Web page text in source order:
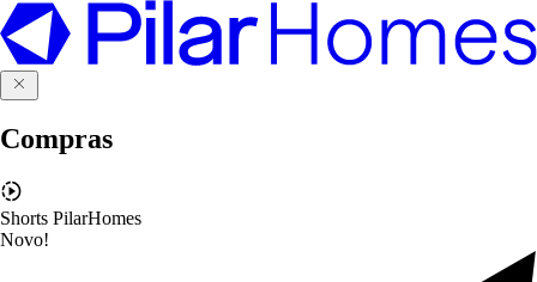
Compras
Shorts PilarHomes
Novo!